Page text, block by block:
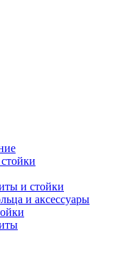
и стойки
и аксессуары